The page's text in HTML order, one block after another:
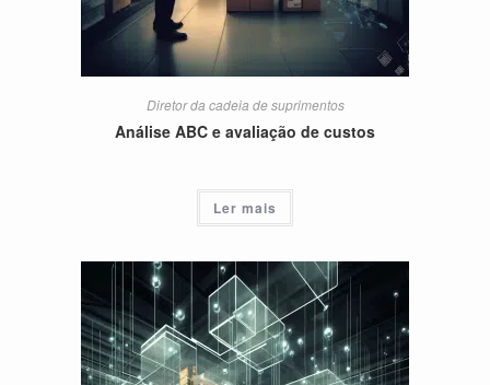
Diretor da cadeia de suprimentos
Análise ABC e avaliação de custos
Ler mais